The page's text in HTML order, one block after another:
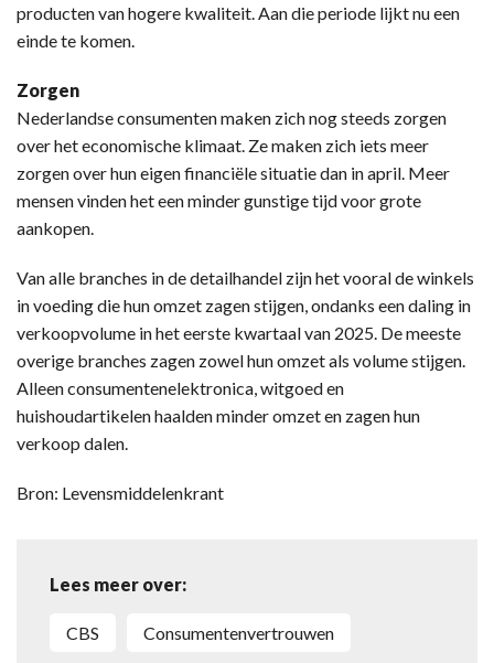
producten van hogere kwaliteit. Aan die periode lijkt nu een
einde te komen.
Zorgen
Nederlandse consumenten maken zich nog steeds zorgen
over het economische klimaat. Ze maken zich iets meer
zorgen over hun eigen financiële situatie dan in april. Meer
mensen vinden het een minder gunstige tijd voor grote
aankopen.
Van alle branches in de detailhandel zijn het vooral de winkels
in voeding die hun omzet zagen stijgen, ondanks een daling in
verkoopvolume in het eerste kwartaal van 2025. De meeste
overige branches zagen zowel hun omzet als volume stijgen.
Alleen consumentenelektronica, witgoed en
huishoudartikelen haalden minder omzet en zagen hun
verkoop dalen.
Bron: Levensmiddelenkrant
Lees meer over:
CBS Consumentenvertrouwen